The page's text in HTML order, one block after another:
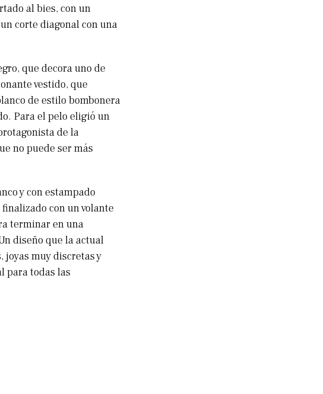
al bies, con un
corte diagonal con una
que decora uno de
vestido, que
de estilo bombonera
Para el pelo eligió un
de la
no puede ser más
y con estampado
con un volante
terminar en una
diseño que la actual
joyas muy discretas y
para todas las